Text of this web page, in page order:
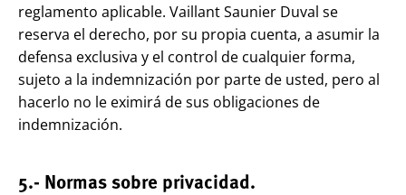
reglamento aplicable. Vaillant Saunier Duval se
reserva el derecho, por su propia cuenta, a asumir la
defensa exclusiva y el control de cualquier forma,
sujeto a la indemnización por parte de usted, pero al
hacerlo no le eximirá de sus obligaciones de
indemnización.
5.- Normas sobre privacidad.